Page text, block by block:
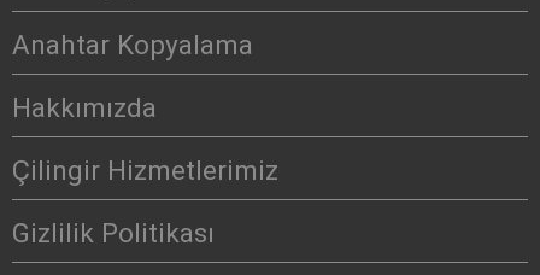
Anahtar Kopyalama
Hakkımızda
Çilingir Hizmetlerimiz
Gizlilik Politikası